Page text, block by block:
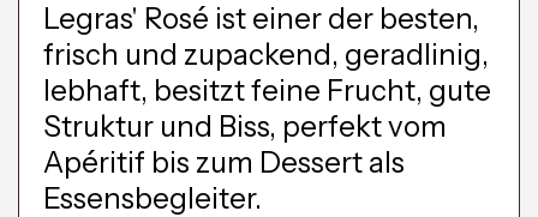
Legras' Rosé ist einer der besten,
frisch und zupackend, geradlinig,
lebhaft, besitzt feine Frucht, gute
Struktur und Biss, perfekt vom
Apéritif bis zum Dessert als
Essensbegleiter.